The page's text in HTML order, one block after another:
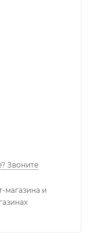
Звоните
магазина и